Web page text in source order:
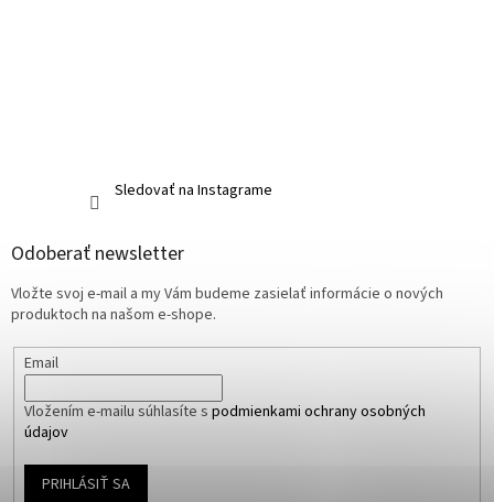
Sledovať na Instagrame
Odoberať newsletter
Vložte svoj e-mail a my Vám budeme zasielať informácie o nových
produktoch na našom e-shope.
Email
Vložením e-mailu súhlasíte s podmienkami ochrany osobných
údajov
PRIHLÁSIŤ SA